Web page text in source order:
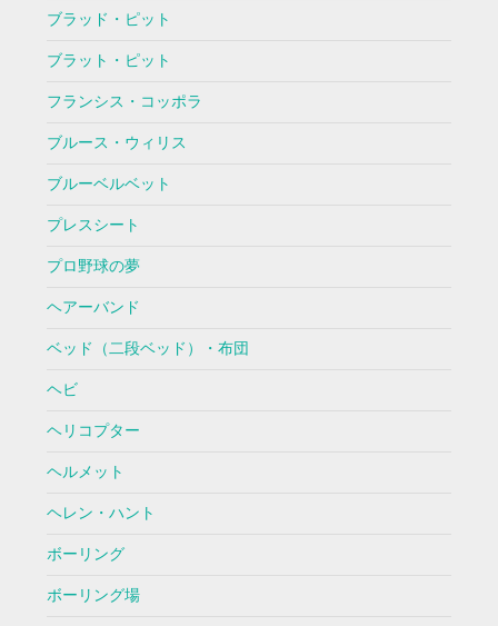
ブラッド・ピット
ブラット・ピット
フランシス・コッポラ
ブルース・ウィリス
ブルーベルベット
プレスシート
プロ野球の夢
ヘアーバンド
ベッド（二段ベッド）・布団
ヘビ
ヘリコプター
ヘルメット
ヘレン・ハント
ボーリング
ボーリング場